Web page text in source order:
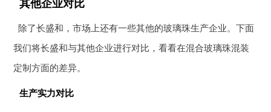
其他企业对比
除了长盛和，市场上还有一些其他的玻璃珠生产企业。下面
我们将长盛和与其他企业进行对比，看看在混合玻璃珠混装
定制方面的差异。
生产实力对比